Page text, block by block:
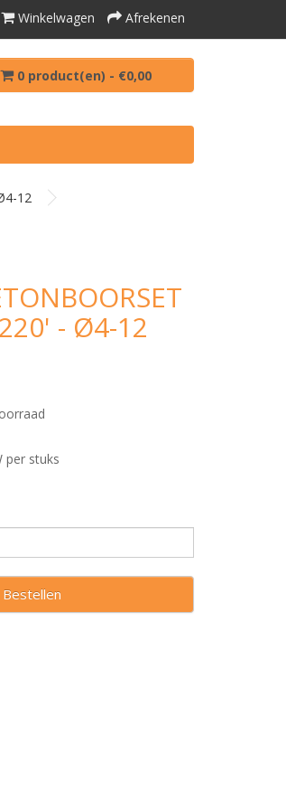
Winkelwagen Afrekenen
0 product(en) - €0,00
12
- Ø4-12
per stuks
Bestellen